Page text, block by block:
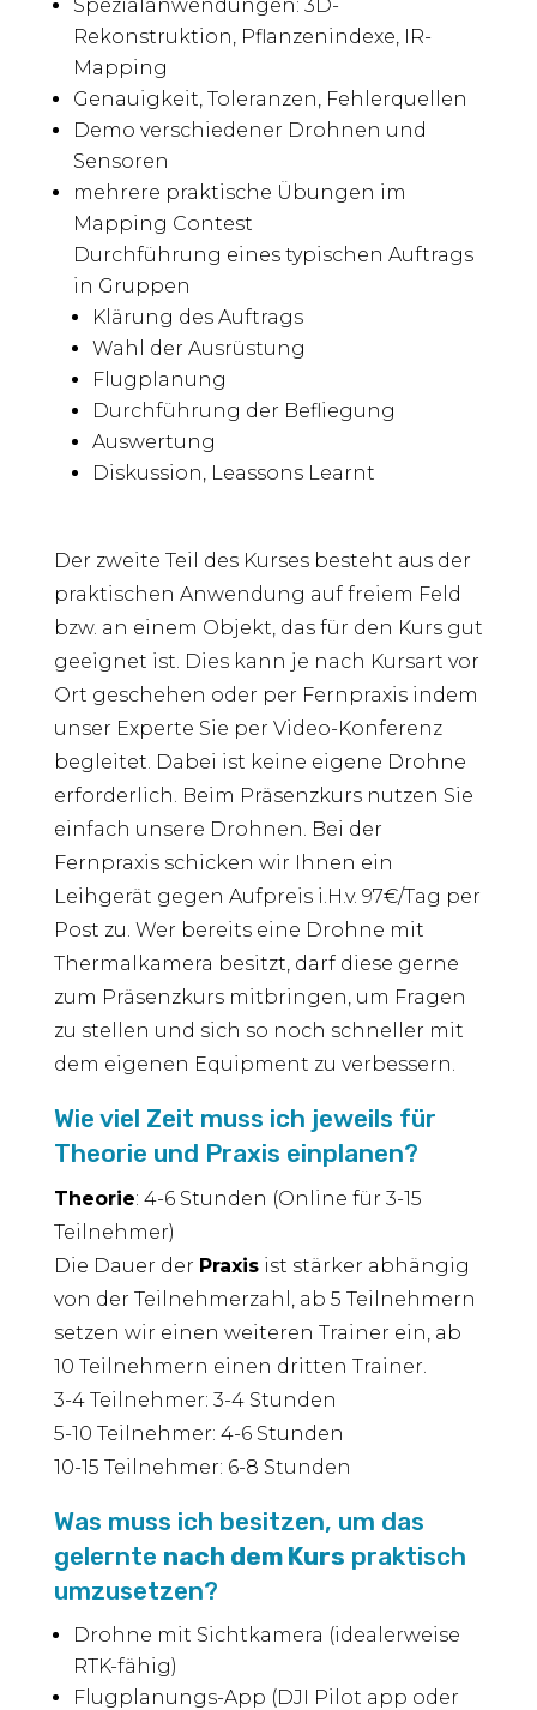
Spezialanwendungen: 3D-
Rekonstruktion, Pflanzenindexe, IR-
Mapping
Genauigkeit, Toleranzen, Fehlerquellen
Demo verschiedener Drohnen und
Sensoren
mehrere praktische Übungen im
Mapping Contest
Durchführung eines typischen Auftrags
in Gruppen
Klärung des Auftrags
Wahl der Ausrüstung
Flugplanung
Durchführung der Befliegung
Auswertung
Diskussion, Leassons Learnt
Der zweite Teil des Kurses besteht aus der
praktischen Anwendung auf freiem Feld
bzw. an einem Objekt, das für den Kurs gut
geeignet ist. Dies kann je nach Kursart vor
Ort geschehen oder per Fernpraxis indem
unser Experte Sie per Video-Konferenz
begleitet. Dabei ist keine eigene Drohne
erforderlich. Beim Präsenzkurs nutzen Sie
einfach unsere Drohnen. Bei der
Fernpraxis schicken wir Ihnen ein
Leihgerät gegen Aufpreis i.H.v. 97€/Tag per
Post zu. Wer bereits eine Drohne mit
Thermalkamera besitzt, darf diese gerne
zum Präsenzkurs mitbringen, um Fragen
zu stellen und sich so noch schneller mit
dem eigenen Equipment zu verbessern.
Wie viel Zeit muss ich jeweils für
Theorie und Praxis einplanen?
Theorie: 4-6 Stunden (Online für 3-15
Teilnehmer)
Die Dauer der Praxisist stärker abhängig
von der Teilnehmerzahl, ab 5 Teilnehmern
setzen wir einen weiteren Trainer ein, ab
10 Teilnehmern einen dritten Trainer.
3-4 Teilnehmer: 3-4 Stunden
5-10 Teilnehmer: 4-6 Stunden
10-15 Teilnehmer: 6-8 Stunden
Was muss ich besitzen, um das
gelernte nach dem Kurs praktisch
umzusetzen?
Drohne mit Sichtkamera (idealerweise
RTK-fähig)
Flugplanungs-App (DJI Pilot app oder